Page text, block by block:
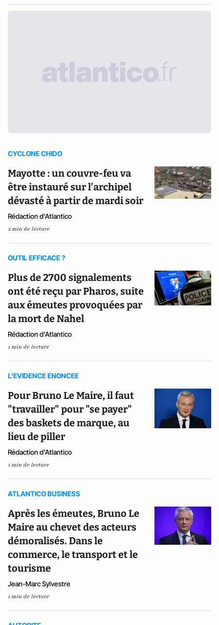
CYCLONE CHIDO
Mayotte : un couvre-feu va
être instauré sur l’archipel
dévasté à partir de mardi soir
Rédaction d'Atlantico
2 min de lecture
OUTIL EFFICACE ?
Plus de 2700 signalements
ont été reçu par Pharos, suite
aux émeutes provoquées par
la mort de Nahel
Rédaction d'Atlantico
1 min de lecture
L'EVIDENCE ENONCEE
Pour Bruno Le Maire, il faut
"travailler" pour "se payer"
des baskets de marque, au
lieu de piller
Rédaction d'Atlantico
1 min de lecture
ATLANTICO BUSINESS
Après les émeutes, Bruno Le
Maire au chevet des acteurs
démoralisés. Dans le
commerce, le transport et le
tourisme
Jean-Marc Sylvestre
1 min de lecture